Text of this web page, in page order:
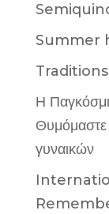
Summer
Traditions
Η
γυναικών